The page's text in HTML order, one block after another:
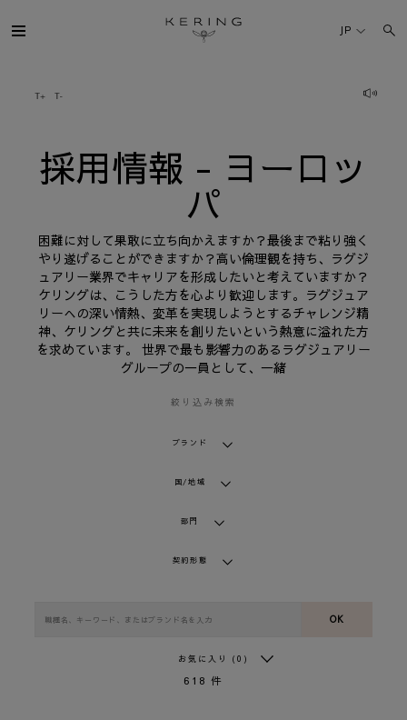
用
情
人材
サステナビリティ
FINANCE
プレスルーム
採用情報
JP
採用情報 - ヨーロッ
パ
困難に対して果敢に立ち向かえますか？最後まで粘り強く
やり遂げることができますか？高い倫理観を持ち、ラグジ
ュアリー業界でキャリアを形成したいと考えていますか？
ケリングは、こうした方を心より歓迎します。ラグジュア
リーへの深い情熱、変革を実現しようとするチャレンジ精
神、ケリングと共に未来を創りたいという熱意に溢れた方
を求めています。 世界で最も影響力のあるラグジュアリー
グループの一員として、一緒
絞り込み検索
ブランド
国/地域
部門
契約形態
OK
お気に入り (0)
618 件